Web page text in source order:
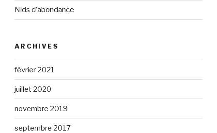
Nids d’abondance
ARCHIVES
février 2021
juillet 2020
novembre 2019
septembre 2017